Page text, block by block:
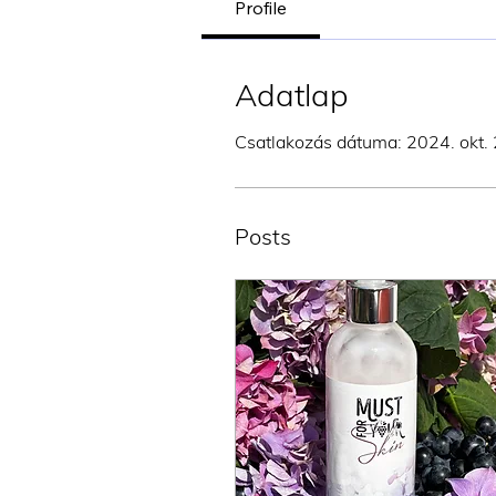
Profile
Adatlap
Csatlakozás dátuma: 2024. okt.
Posts